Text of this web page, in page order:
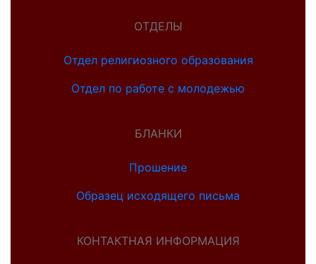
ОТДЕЛЫ
Отдел религиозного образования
Отдел по работе с молодежью
БЛАНКИ
Прошение
Образец исходящего письма
КОНТАКТНАЯ ИНФОРМАЦИЯ